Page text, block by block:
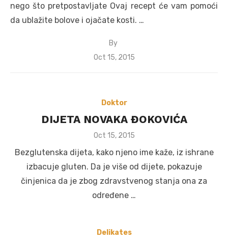
nego što pretpostavljate Ovaj recept će vam pomoći
da ublažite bolove i ojačate kosti. …
By
Posted
Oct 15, 2015
Doktor
DIJETA NOVAKA ĐOKOVIĆA
Posted
Oct 15, 2015
Bezglutenska dijeta, kako njeno ime kaže, iz ishrane
izbacuje gluten. Da je više od dijete, pokazuje
činjenica da je zbog zdravstvenog stanja ona za
određene …
Delikates